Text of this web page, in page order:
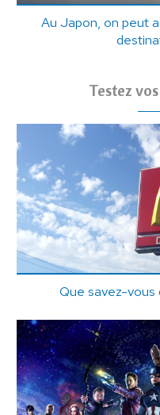
Au Japon, on peut
Testez
Que savez-vous